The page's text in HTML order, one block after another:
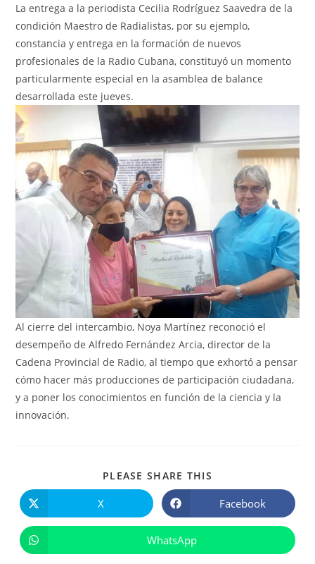
La entrega a la periodista Cecilia Rodríguez Saavedra de la
condición Maestro de Radialistas, por su ejemplo,
constancia y entrega en la formación de nuevos
profesionales de la Radio Cubana, constituyó un momento
particularmente especial en la asamblea de balance
desarrollada este jueves.
Al cierre del intercambio, Noya Martínez reconoció el
desempeño de Alfredo Fernández Arcia, director de la
Cadena Provincial de Radio, al tiempo que exhortó a pensar
cómo hacer más producciones de participación ciudadana,
y a poner los conocimientos en función de la ciencia y la
innovación.
PLEASE SHARE THIS
abre
en
ventana
X Se
abre
en
ventana
Facebook
Se
abre
WhatsApp